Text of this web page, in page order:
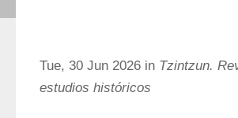
Tue, 30 Jun 2026 in Tzintzun.
estudios históricos